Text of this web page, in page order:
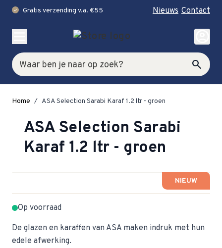
check Gratis verzending v.a. €55 Nieuws Contact
Zoek search
account_circle
Home / ASA Selection Sarabi Karaf 1.2 ltr - groen
ASA Selection Sarabi
Karaf 1.2 ltr - groen
NIEUW
Op voorraad
De glazen en karaffen van ASA maken indruk met hun
edele afwerking.